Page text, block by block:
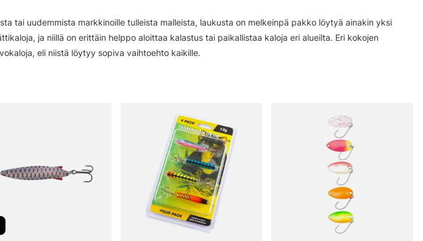
tai uudemmista markkinoille tulleista malleista, laukusta on melkeinpä pakko löytyä ainakin yksi
ja niillä on erittäin helppo aloittaa kalastus tai paikallistaa kaloja eri alueilta. Eri kokojen
eli niistä löytyy sopiva vaihtoehto kaikille.